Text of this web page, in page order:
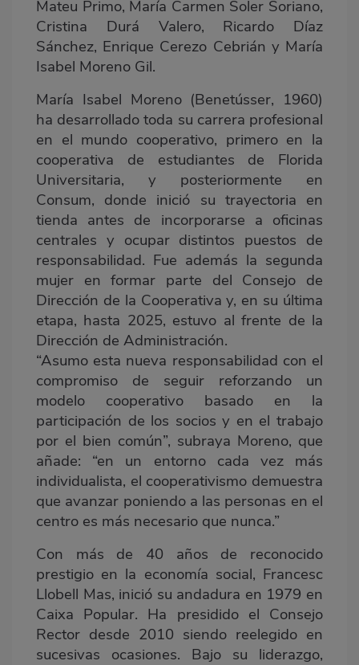
Mateu Primo, María Carmen Soler Soriano,
Cristina Durá Valero, Ricardo Díaz
Sánchez, Enrique Cerezo Cebrián y María
Isabel Moreno Gil.
María Isabel Moreno (Benetússer, 1960)
ha desarrollado toda su carrera profesional
en el mundo cooperativo, primero en la
cooperativa de estudiantes de Florida
Universitaria, y posteriormente en
Consum, donde inició su trayectoria en
tienda antes de incorporarse a oficinas
centrales y ocupar distintos puestos de
responsabilidad. Fue además la segunda
mujer en formar parte del Consejo de
Dirección de la Cooperativa y, en su última
etapa, hasta 2025, estuvo al frente de la
Dirección de Administración.
“Asumo esta nueva responsabilidad con el
compromiso de seguir reforzando un
modelo cooperativo basado en la
participación de los socios y en el trabajo
por el bien común”, subraya Moreno, que
añade: “en un entorno cada vez más
individualista, el cooperativismo demuestra
que avanzar poniendo a las personas en el
centro es más necesario que nunca.”
Con más de 40 años de reconocido
prestigio en la economía social, Francesc
Llobell Mas, inició su andadura en 1979 en
Caixa Popular. Ha presidido el Consejo
Rector desde 2010 siendo reelegido en
sucesivas ocasiones. Bajo su liderazgo,